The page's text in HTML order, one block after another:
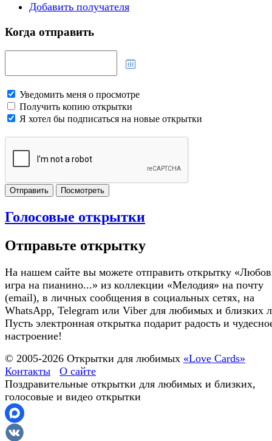
Добавить получателя
Когда отправить
Уведомить меня о просмотре
Получить копию открытки
Я хотел бы подписаться на новые открытки
Отправить Посмотреть
Голосовые открытки
Отправьте открытку
На нашем сайте вы можете отправить открытку
игра на пианино...» из коллекции «Мелодия» на почту
(email), в личных сообщения в социальных сетях, на
WhatsApp, Telegram или Viber для любимых и близких
Пусть электронная открытка подарит радость и
настроение!
© 2005-2026 Открытки для любимых «Love Cards»
Контакты
О сайте
Поздравительные открытки для любимых и близких,
голосовые и видео открытки